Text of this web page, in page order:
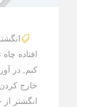
افتاده
کنم, در
خارج
انگشتر از